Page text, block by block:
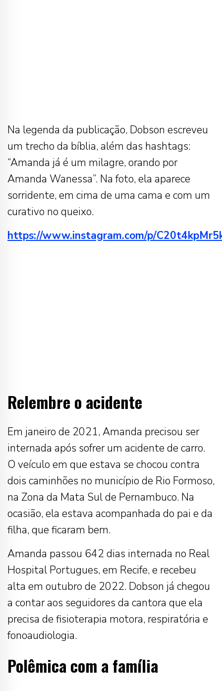
Na legenda da publicação, Dobson escreveu
um trecho da bíblia, além das hashtags:
“Amanda já é um milagre, orando por
Amanda Wanessa”. Na foto, ela aparece
sorridente, em cima de uma cama e com um
curativo no queixo.
https://www.instagram.com/p/
Relembre o acidente
Em janeiro de 2021, Amanda precisou ser
internada após sofrer um acidente de carro.
O veículo em que estava se chocou contra
dois caminhões no município de Rio Formoso,
na Zona da Mata Sul de Pernambuco. Na
ocasião, ela estava acompanhada do pai e da
filha, que ficaram bem.
Amanda passou 642 dias internada no Real
Hospital Portugues, em Recife, e recebeu
alta em outubro de 2022. Dobson já chegou
a contar aos seguidores da cantora que ela
precisa de fisioterapia motora, respiratória e
fonoaudiologia.
Polêmica com a família